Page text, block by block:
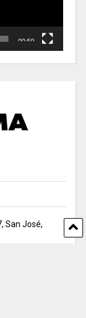
00:59
San José,